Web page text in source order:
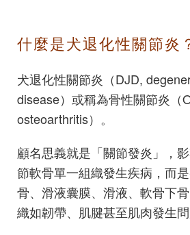
什麼是犬退化性關節炎
犬退化性關節炎（DJD,
disease）或稱為骨性關節炎（
osteoarthritis）。
顧名思義就是「關節發炎」，
節軟骨單一組織發生疾病，而
骨、滑液囊膜、滑液、軟骨下
織如韌帶、肌腱甚至肌肉發生問